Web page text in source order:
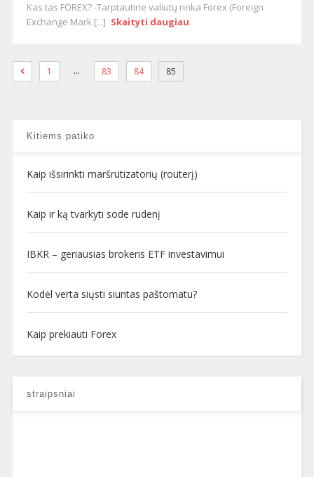
Kas tas FOREX? -Tarptautine valiutų rinka Forex (Foreign
Exchange Mark [...] Skaityti daugiau
1 … 83 84 85
Kitiems patiko
Kaip išsirinkti maršrutizatorių (routerį)
Kaip ir ką tvarkyti sode rudenį
IBKR – geriausias brokeris ETF investavimui
Kodėl verta siųsti siuntas paštomatu?
Kaip prekiauti Forex
straipsniai